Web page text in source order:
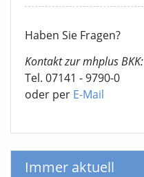
Haben Sie Fragen?
Kontakt zur mhplus BKK:
Tel. 07141 - 9790-0
oder per E-Mail
Immer aktuell